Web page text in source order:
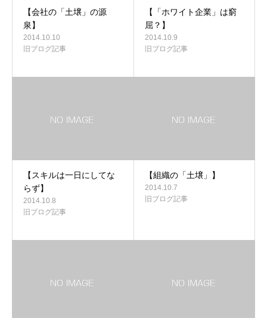
【会社の「土壌」の源
泉】
2014.10.10
旧ブログ記事
【「ホワイト企業」は窮
屈？】
2014.10.9
旧ブログ記事
【スキルは一日にしてな
らず】
2014.10.8
旧ブログ記事
【組織の「土壌」】
2014.10.7
旧ブログ記事